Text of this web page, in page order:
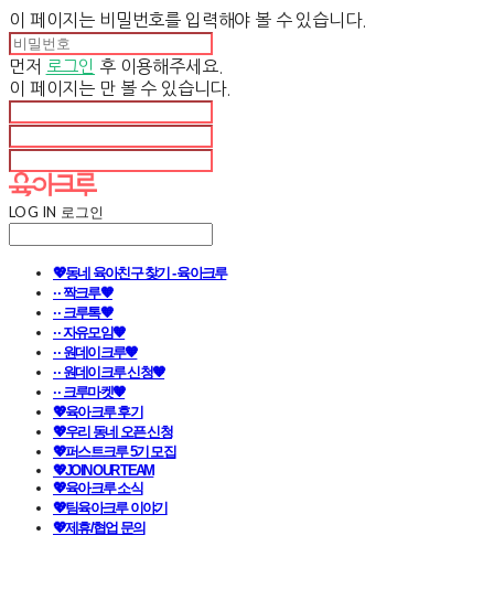
이 페이지는 비밀번호를 입력해야 볼 수 있습니다.
먼저 로그인 후 이용해주세요.
이 페이지는 만 볼 수 있습니다.
LOG IN 로그인
💖동네 육아친구 찾기 - 육아크루
· · 짝크루🧡
· · 크루톡🧡
· · 자유모임🧡
· · 원데이크루🧡
· · 원데이크루 신청🧡
· · 크루마켓🧡
💖육아크루 후기
💖우리 동네 오픈 신청
💖퍼스트크루 5기 모집
💖JOIN OUR TEAM
💖육아크루 소식
💖팀육아크루 이야기
💖제휴/협업 문의